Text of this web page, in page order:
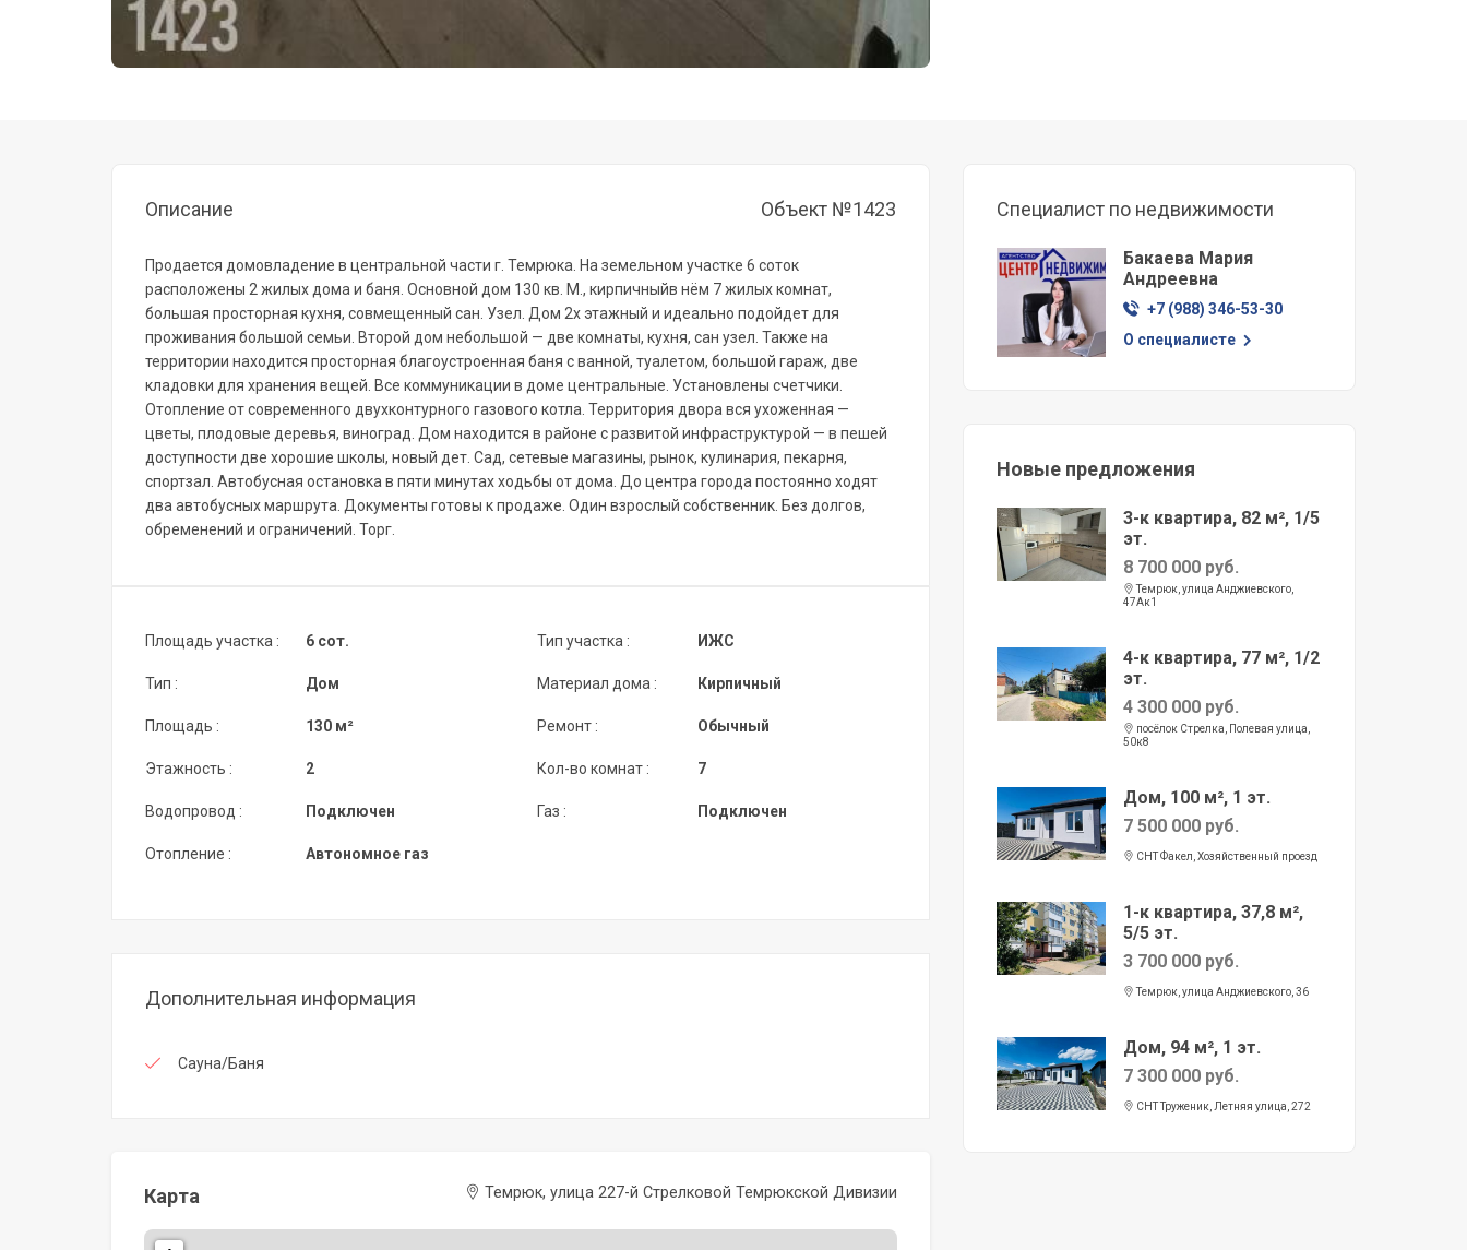
Описание Объект №1423
Продается домовладение в центральной части г. Темрюка. На земельном участке 6 соток
расположены 2 жилых дома и баня. Основной дом 130 кв. М., кирпичныйв нём 7 жилых комнат,
большая просторная кухня, совмещенный сан. Узел. Дом 2х этажный и идеально подойдет для
проживания большой семьи. Второй дом небольшой — две комнаты, кухня, сан узел. Также на
территории находится просторная благоустроенная баня с ванной, туалетом, большой гараж, две
кладовки для хранения вещей. Все коммуникации в доме центральные. Установлены счетчики.
Отопление от современного двухконтурного газового котла. Территория двора вся ухоженная —
цветы, плодовые деревья, виноград. Дом находится в районе с развитой инфраструктурой — в пешей
доступности две хорошие школы, новый дет. Сад, сетевые магазины, рынок, кулинария, пекарня,
спортзал. Автобусная остановка в пяти минутах ходьбы от дома. До центра города постоянно ходят
два автобусных маршрута. Документы готовы к продаже. Один взрослый собственник. Без долгов,
обременений и ограничений. Торг.
Площадь участка :
Тип :
Площадь :
Этажность :
Водопровод :
Отопление :
6 сот.
Дом
130 м²
2
Подключен
Автономное газ
Тип участка :
Материал дома :
Ремонт :
Кол-во комнат :
Газ :
ИЖС
Кирпичный
Обычный
7
Подключен
Дополнительная информация
Сауна/Баня
Карта Темрюк, улица 227-й Стрелковой Темрюкской Дивизии
Специалист по недвижимости
Бакаева Мария
Андреевна
+7 (988) 346-53-30
О специалисте
Новые предложения
3-к квартира, 82 м², 1/5
эт.
8 700 000 руб.
Темрюк, улица Анджиевского,
47Ак1
4-к квартира, 77 м², 1/2
эт.
4 300 000 руб.
посёлок Стрелка, Полевая улица,
50к8
Дом, 100 м², 1 эт.
7 500 000 руб.
СНТ Факел, Хозяйственный проезд
1-к квартира, 37,8 м²,
5/5 эт.
3 700 000 руб.
Темрюк, улица Анджиевского, 36
Дом, 94 м², 1 эт.
7 300 000 руб.
СНТ Труженик, Летняя улица, 272